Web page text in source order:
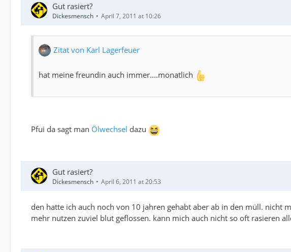
Gut rasiert?
Dickesmensch April 7, 2011 at 10:26
Zitat von Karl Lagerfeuer
hat meine freundin auch immer....monatlich
Pfui da sagt man Ölwechsel dazu
Gut rasiert?
Dickesmensch April 6, 2011 at 20:53
den hatte ich auch noch von 10 jahren gehabt aber ab in den müll. nicht
mehr nutzen zuviel blut geflossen. kann mich auch nicht so oft rasieren